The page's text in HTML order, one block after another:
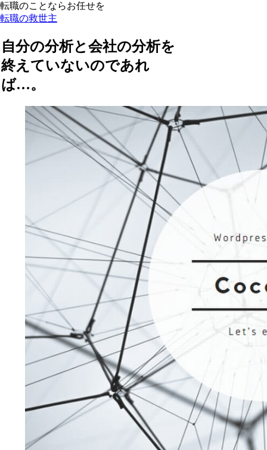
転職のことならお任せを
転職の救世主
自分の分析と会社の分析を
終えていないのであれ
ば…。